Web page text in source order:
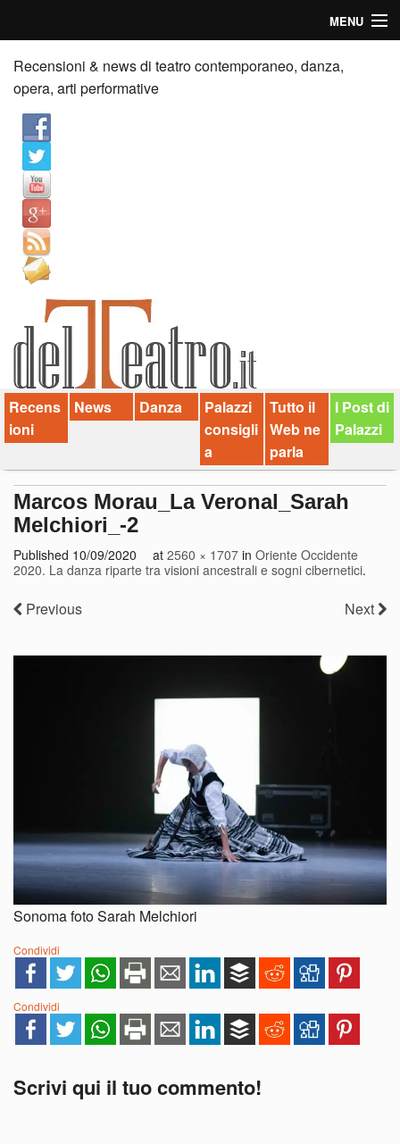
MENU
Home
Recensioni
Anticipazioni
News
Palazzi consiglia
Video
Chi siamo
Contatti
dT in English
Recensioni & news di teatro contemporaneo, danza,
opera, arti performative
Recens
ioni
News Danza
Palazzi
consigli
a
Tutto il
Web ne
parla
I Post di
Palazzi
Marcos Morau_La Veronal_Sarah
Melchiori_-2
Published 10/09/2020 at 2560 × 1707 in Oriente Occidente
2020. La danza riparte tra visioni ancestrali e sogni cibernetici.
Previous Next
Sonoma foto Sarah Melchiori
Condividi
Condividi
Scrivi qui il tuo commento!